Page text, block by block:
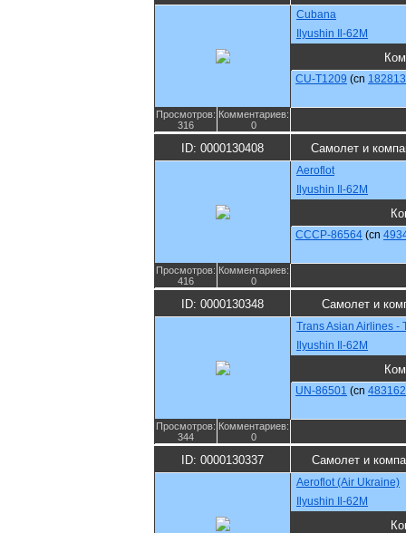
Cubana
Ilyushin Il-62M
CU-T1209 (cn
Просмотров:
316
Комментариев:
0
ID: 0000130408 Самолет и
Aeroflot
Ilyushin Il-62M
CCCP-86564 (cn
Просмотров:
416
Комментариев:
0
ID: 0000130348 Самолет и
Trans Asian Airlines -
Ilyushin Il-62M
UN-86501 (cn
Просмотров:
344
Комментариев:
0
ID: 0000130337 Самолет и
Aeroflot (Air Ukraine)
Ilyushin Il-62M